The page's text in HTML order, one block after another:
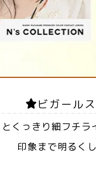
ビガール
くっきり細フチ
印象まで明るく